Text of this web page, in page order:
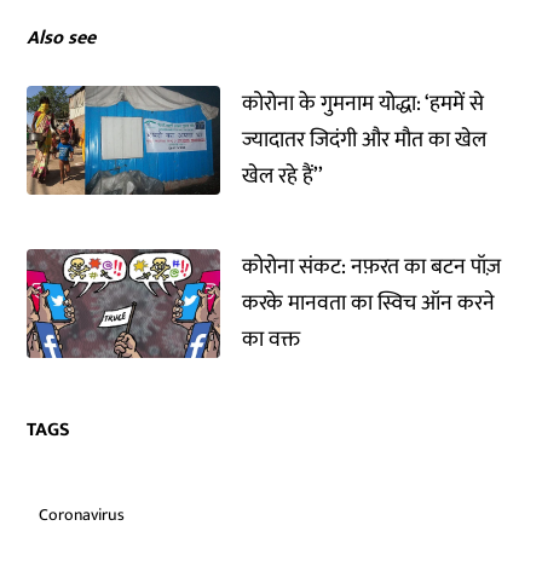
Also see
कोरोना के गुमनाम योद्धा: ‘हममें से
ज्यादातर जिदंगी और मौत का खेल
खेल रहे हैं’’
कोरोना संकट: नफ़रत का बटन पॉज़
करके मानवता का स्विच ऑन करने
का वक्त
TAGS
Coronavirus